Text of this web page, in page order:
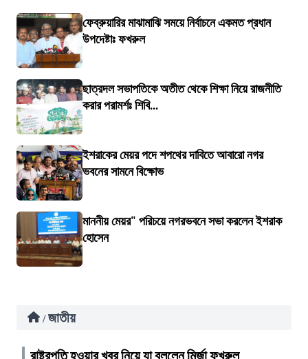
ফেব্রুয়ারির মাঝামাঝি সময়ে নির্বাচনে একমত প্রধান
উপদেষ্টাঃ ফখরুল
ছাত্রদল সভাপতিকে অতীত থেকে শিক্ষা নিয়ে রাজনীতি
করার পরামর্শঃ শিবি...
ইশরাকের মেয়র পদে শপথের দাবিতে আবারো নগর
ভবনের সামনে বিক্ষোভ
মাননীয় মেয়র" পরিচয়ে নগরভবনে সভা করলেন ইশরাক
হোসেন
/ জাতীয়